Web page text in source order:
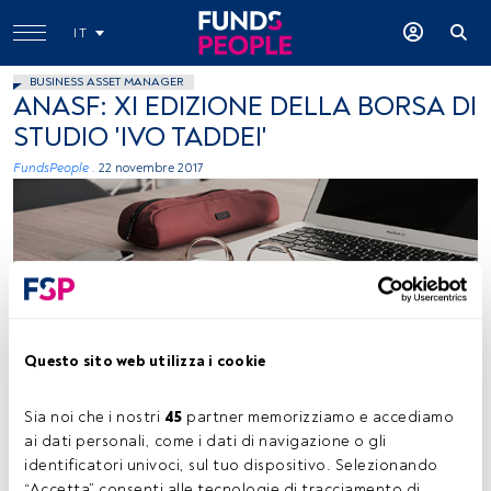
Questo sito web utilizza i cookie
Sia noi che i nostri 45 partner memorizziamo e accediamo
ai dati personali, come i dati di navigazione o gli
identificatori univoci, sul tuo dispositivo. Selezionando
IT
BUSINESS ASSET MANAGER
ANASF: XI EDIZIONE DELLA BORSA DI
STUDIO 'IVO TADDEI'
FundsPeople . 22 novembre 2017
85Fifteen, Unsplash
Tempo di lettura: 28 s.